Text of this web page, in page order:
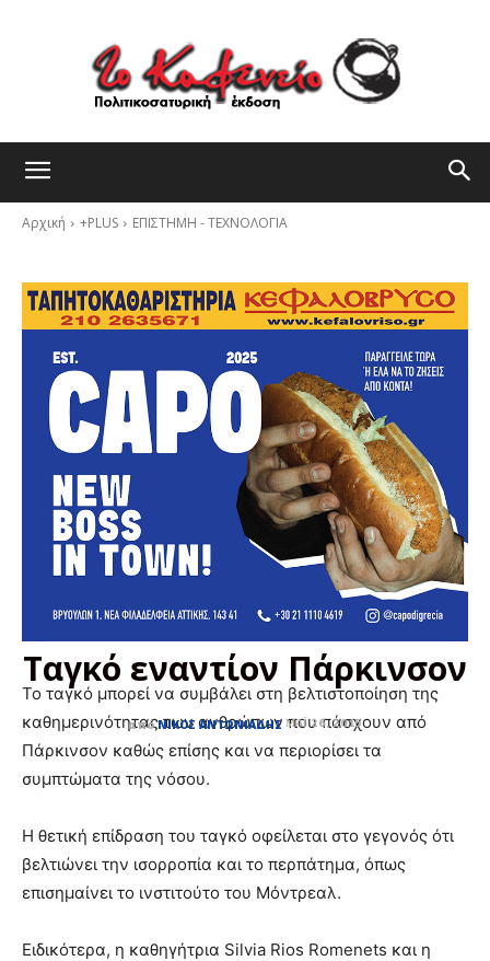
Αρχική +PLUS ΕΠΙΣΤΗΜΗ - ΤΕΧΝΟΛΟΓΙΑ
Ταγκό εναντίον Πάρκινσον
από ΝΊΚΟΣ ΑΝΤΩΝΙΆΔΗΣ ΜΆΙ 26, 2015
Το ταγκό μπορεί να συμβάλει στη βελτιστοποίηση της
καθημερινότητας των ανθρώπων που πάσχουν από
Πάρκινσον καθώς επίσης και να περιορίσει τα
συμπτώματα της νόσου.
Η θετική επίδραση του ταγκό οφείλεται στο γεγονός ότι
βελτιώνει την ισορροπία και το περπάτημα, όπως
επισημαίνει το ινστιτούτο του Μόντρεαλ.
Ειδικότερα, η καθηγήτρια Silvia Rios Romenets και η